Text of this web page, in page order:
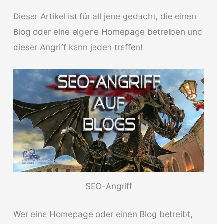
Dieser Artikel ist für all jene gedacht, die einen
Blog oder eine eigene Homepage betreiben und
dieser Angriff kann jeden treffen!
SEO-Angriff
Wer eine Homepage oder einen Blog betreibt,